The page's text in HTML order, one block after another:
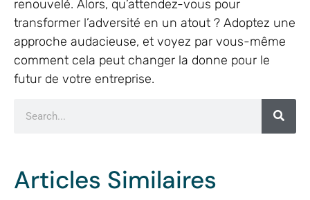
renouvelé. Alors, qu’attendez-vous pour
transformer l’adversité en un atout ? Adoptez une
approche audacieuse, et voyez par vous-même
comment cela peut changer la donne pour le
futur de votre entreprise.
Articles Similaires